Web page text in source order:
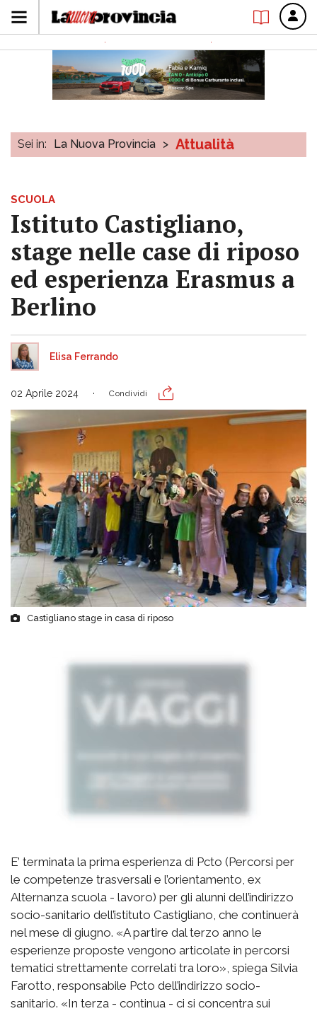
Sei in: La Nuova Provincia > Attualità
SCUOLA
Istituto Castigliano,
stage nelle case di riposo
ed esperienza Erasmus a
Berlino
Elisa Ferrando
02 Aprile 2024 Condividi
Castigliano stage in casa di riposo
E’ terminata la prima esperienza di Pcto (Percorsi per
le competenze trasversali e l’orientamento, ex
Alternanza scuola - lavoro) per gli alunni dell’indirizzo
socio-sanitario dell’istituto Castigliano, che continuerà
nel mese di giugno. «A partire dal terzo anno le
esperienze proposte vengono articolate in percorsi
tematici strettamente correlati tra loro», spiega Silvia
Farotto, responsabile Pcto dell’indirizzo socio-
sanitario. «In terza - continua - ci si concentra sui